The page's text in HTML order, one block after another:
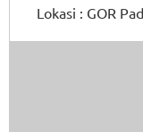
Lokasi : GOR